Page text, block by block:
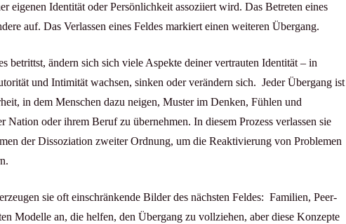
eigenen Identität oder Persönlichkeit assoziiert wird. Das Betreten eines
auf. Das Verlassen eines Feldes markiert einen weiteren Übergang.
betrittst, ändern sich sich viele Aspekte deiner vertrauten Identität – in
und Intimität wachsen, sinken oder verändern sich. Jeder Übergang ist
in dem Menschen dazu neigen, Muster im Denken, Fühlen und
oder ihrem Beruf zu übernehmen. In diesem Prozess verlassen sie
der Dissoziation zweiter Ordnung, um die Reaktivierung von Problemen
sie oft einschränkende Bilder des nächsten Feldes: Familien, Peer-
Modelle an, die helfen, den Übergang zu vollziehen, aber diese Konzepte